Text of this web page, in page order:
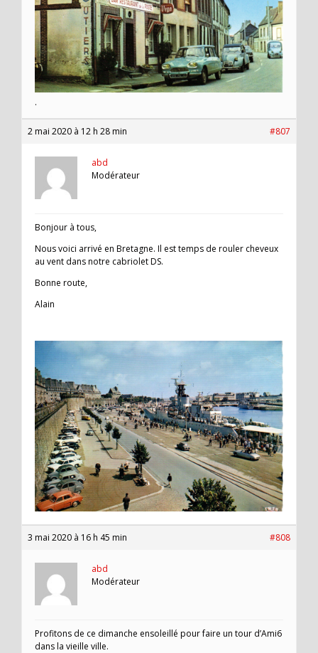
.
2 mai 2020 à 12 h 28 min #807
abd
Modérateur
Bonjour à tous,
Nous voici arrivé en Bretagne. Il est temps de rouler cheveux
au vent dans notre cabriolet DS.
Bonne route,
Alain
3 mai 2020 à 16 h 45 min #808
abd
Modérateur
Profitons de ce dimanche ensoleillé pour faire un tour d’Ami6
dans la vieille ville.